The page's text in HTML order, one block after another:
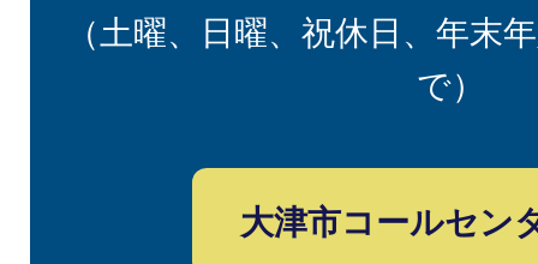
（土曜、日曜、祝休日、年末
で）
大津市コールセン